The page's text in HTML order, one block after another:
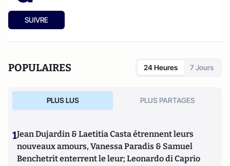
SUIVRE
POPULAIRES 24 Heures 7 Jours
PLUS LUS PLUS PARTAGES
1Jean Dujardin & Laetitia Casta étrennent leurs
nouveaux amours, Vanessa Paradis & Samuel
Benchetrit enterrent le leur; Leonardo di Caprio